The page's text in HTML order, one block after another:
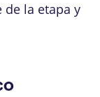
de la etapa y